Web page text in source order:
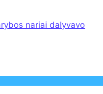
nariai dalyvavo